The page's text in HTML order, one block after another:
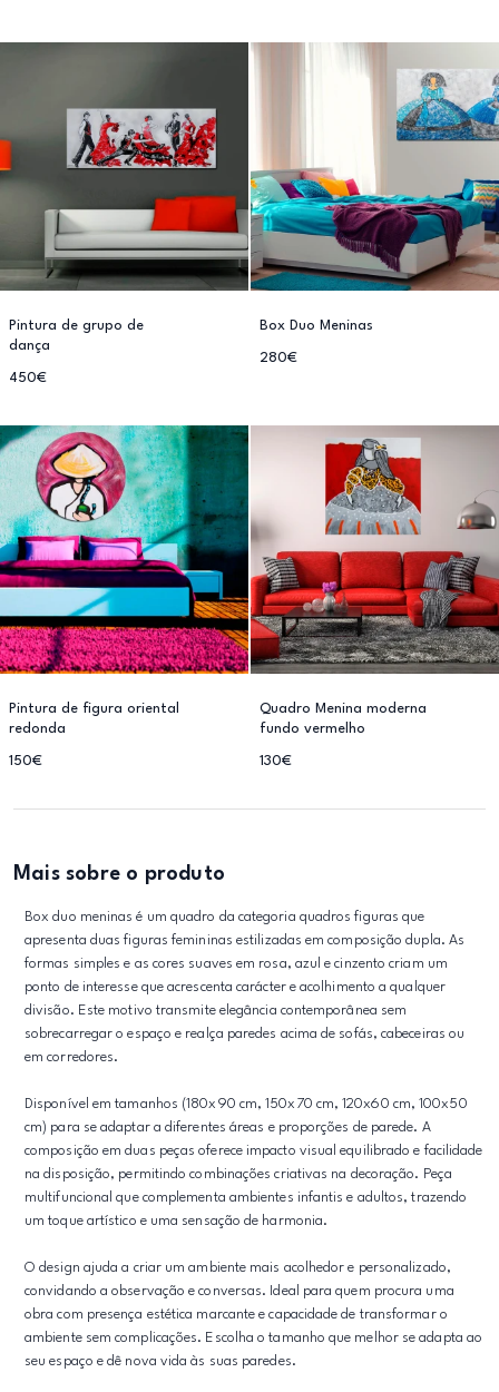
Pintura de grupo de
dança
450€
Box Duo Meninas
280€
Pintura de figura oriental
redonda
150€
Quadro Menina moderna
fundo vermelho
130€
Mais sobre o produto
Box duo meninas é um quadro da categoria quadros figuras que
apresenta duas figuras femininas estilizadas em composição dupla. As
formas simples e as cores suaves em rosa, azul e cinzento criam um
ponto de interesse que acrescenta carácter e acolhimento a qualquer
divisão. Este motivo transmite elegância contemporânea sem
sobrecarregar o espaço e realça paredes acima de sofás, cabeceiras ou
em corredores.
Disponível em tamanhos (180x90 cm, 150x70 cm, 120x60 cm, 100x50
cm) para se adaptar a diferentes áreas e proporções de parede. A
composição em duas peças oferece impacto visual equilibrado e facilidade
na disposição, permitindo combinações criativas na decoração. Peça
multifuncional que complementa ambientes infantis e adultos, trazendo
um toque artístico e uma sensação de harmonia.
O design ajuda a criar um ambiente mais acolhedor e personalizado,
convidando a observação e conversas. Ideal para quem procura uma
obra com presença estética marcante e capacidade de transformar o
ambiente sem complicações. Escolha o tamanho que melhor se adapta ao
seu espaço e dê nova vida às suas paredes.